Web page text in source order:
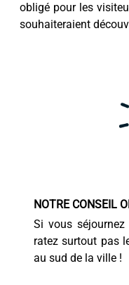
obligé pour les
souhaiteraient
NOTRE CONSEIL
Si vous
ratez surtout pas
au sud de la ville !